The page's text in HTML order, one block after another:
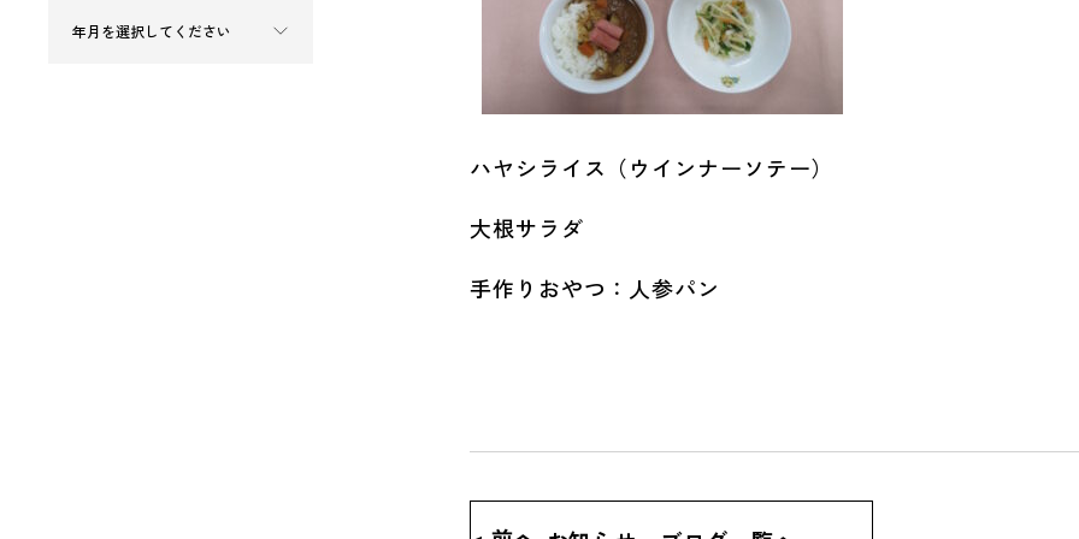
ハヤシライス（ウインナーソテー）
大根サラダ
手作りおやつ：人参パン